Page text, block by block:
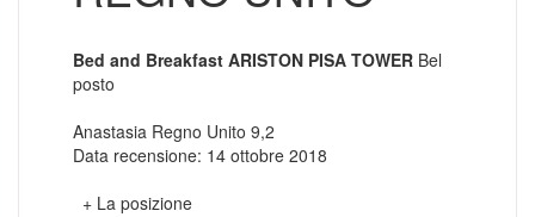
Bed and Breakfast ARISTON PISA TOWER Bel
posto
Anastasia Regno Unito 9,2
Data recensione: 14 ottobre 2018
+ La posizione